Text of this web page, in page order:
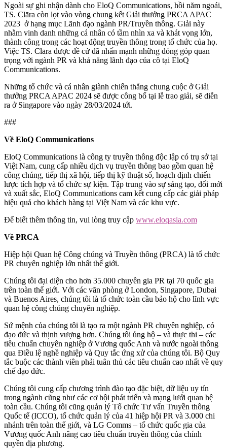
Ngoài sự ghi nhận dành cho EloQ Communications, hồi năm ngoái,
TS. Clāra còn lọt vào vòng chung kết Giải thưởng PRCA APAC
2023 ở hạng mục Lãnh đạo ngành PR/Truyền thông. Giải này
nhằm vinh danh những cá nhân có tầm nhìn xa và khát vọng lớn,
thành công trong các hoạt động truyền thông trong tổ chức của họ.
Việc TS. Clāra được đề cử đã nhấn mạnh những đóng góp quan
trọng với ngành PR và khả năng lãnh đạo của cô tại EloQ
Communications.
Những tổ chức và cá nhân giành chiến thắng chung cuộc ở Giải
thưởng PRCA APAC 2024 sẽ được công bố tại lễ trao giải, sẽ diễn
ra ở Singapore vào ngày 28/03/2024 tới.
###
Về EloQ Communications
EloQ Communications là công ty truyền thông độc lập có trụ sở tại
Việt Nam, cung cấp nhiều dịch vụ truyền thông bao gồm quan hệ
công chúng, tiếp thị xã hội, tiếp thị kỹ thuật số, hoạch định chiến
lược tích hợp và tổ chức sự kiện. Tập trung vào sự sáng tạo, đổi mới
và xuất sắc, EloQ Communications cam kết cung cấp các giải pháp
hiệu quả cho khách hàng tại Việt Nam và các khu vực.
Để biết thêm thông tin, vui lòng truy cập www.eloqasia.com
Về PRCA
Hiệp hội Quan hệ Công chúng và Truyền thông (PRCA) là tổ chức
PR chuyên nghiệp lớn nhất thế giới.
Chúng tôi đại diện cho hơn 35.000 chuyên gia PR tại 70 quốc gia
trên toàn thế giới. Với các văn phòng ở London, Singapore, Dubai
và Buenos Aires, chúng tôi là tổ chức toàn cầu bảo hộ cho lĩnh vực
quan hệ công chúng chuyên nghiệp.
Sứ mệnh của chúng tôi là tạo ra một ngành PR chuyên nghiệp, có
đạo đức và thịnh vượng hơn. Chúng tôi ủng hộ – và thực thi – các
tiêu chuẩn chuyên nghiệp ở Vương quốc Anh và nước ngoài thông
qua Điều lệ nghề nghiệp và Quy tắc ứng xử của chúng tôi. Bộ Quy
tắc buộc các thành viên phải tuân thủ các tiêu chuẩn cao nhất về quy
chế đạo đức.
Chúng tôi cung cấp chương trình đào tạo đặc biệt, dữ liệu uy tín
trong ngành cũng như các cơ hội phát triển và mạng lưới quan hệ
toàn cầu. Chúng tôi cũng quản lý Tổ chức Tư vấn Truyền thông
Quốc tế (ICCO), tổ chức quản lý của 41 hiệp hội PR và 3.000 chi
nhánh trên toàn thế giới, và LG Comms – tổ chức quốc gia của
Vương quốc Anh nâng cao tiêu chuẩn truyền thông của chính
quyền địa phương.